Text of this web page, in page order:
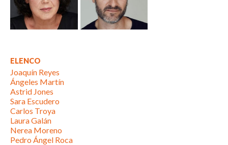
ELENCO
Joaquín Reyes
Ángeles Martín
Astrid Jones
Sara Escudero
Carlos Troya
Laura Galán
Nerea Moreno
Pedro Ángel Roca